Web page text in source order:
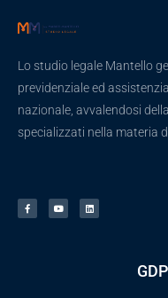
Lo studio legale Mantello
previdenziale ed
nazionale, avvalendosi
specializzati nella materia